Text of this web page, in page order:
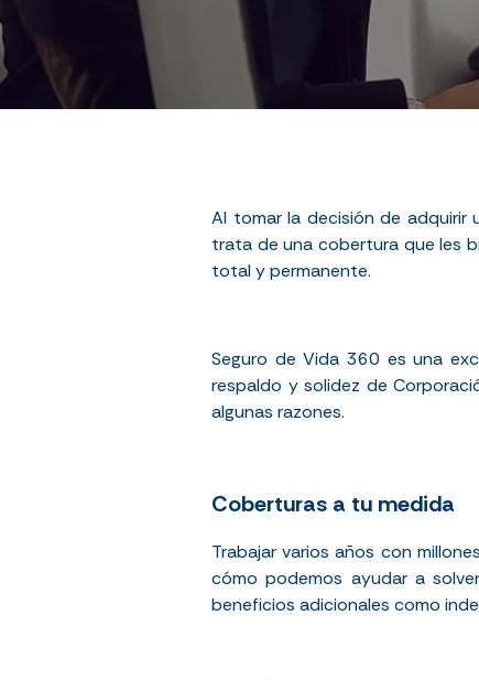
Al tomar la decisión de adquirir
trata de una cobertura que les
total y permanente.
Seguro de Vida 360 es una
respaldo y solidez de
algunas razones.
Coberturas a tu medida
Trabajar varios años con
cómo podemos ayudar a
beneficios adicionales como